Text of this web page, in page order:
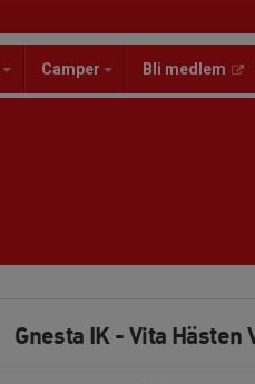
Camper Bli medlem
Gnesta IK - Vita Hästen